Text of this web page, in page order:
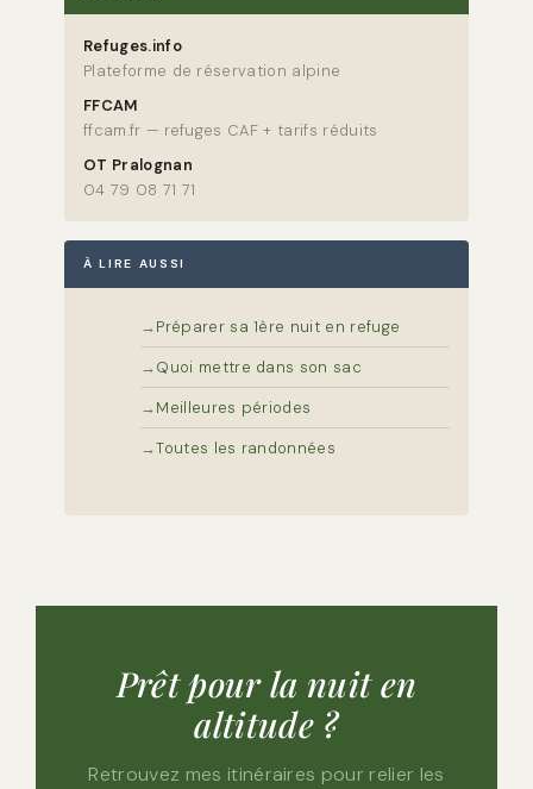
Refuges.info
Plateforme de réservation alpine
FFCAM
ffcam.fr — refuges CAF + tarifs réduits
OT Pralognan
04 79 08 71 71
À LIRE AUSSI
Préparer sa 1ère nuit en refuge
Quoi mettre dans son sac
Meilleures périodes
Toutes les randonnées
Prêt pour la nuit en
altitude ?
Retrouvez mes itinéraires pour relier les